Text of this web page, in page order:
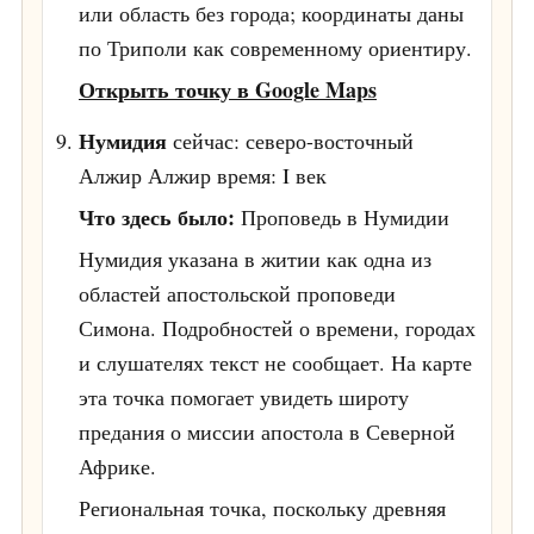
или область без города; координаты даны
по Триполи как современному ориентиру.
Открыть точку в Google Maps
Нумидия сейчас: северо-восточный
Алжир Алжир время: I век
Что здесь было: Проповедь в Нумидии
Нумидия указана в житии как одна из
областей апостольской проповеди
Симона. Подробностей о времени, городах
и слушателях текст не сообщает. На карте
эта точка помогает увидеть широту
предания о миссии апостола в Северной
Африке.
Региональная точка, поскольку древняя